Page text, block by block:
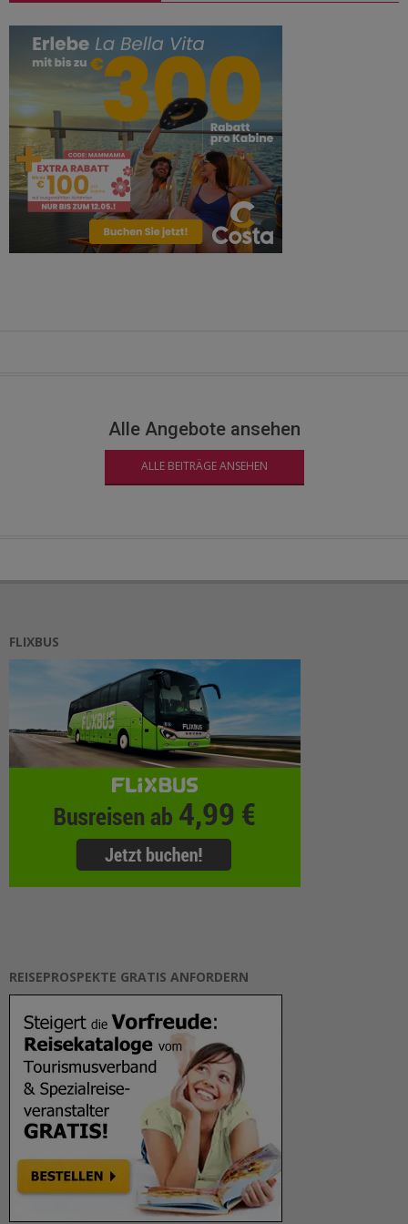
Alle Angebote ansehen
ALLE BEITRÄGE ANSEHEN
FLIXBUS
REISEPROSPEKTE GRATIS ANFORDERN